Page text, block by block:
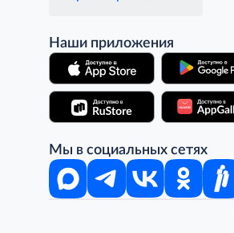
Наши приложения
Мы в социальных сетях